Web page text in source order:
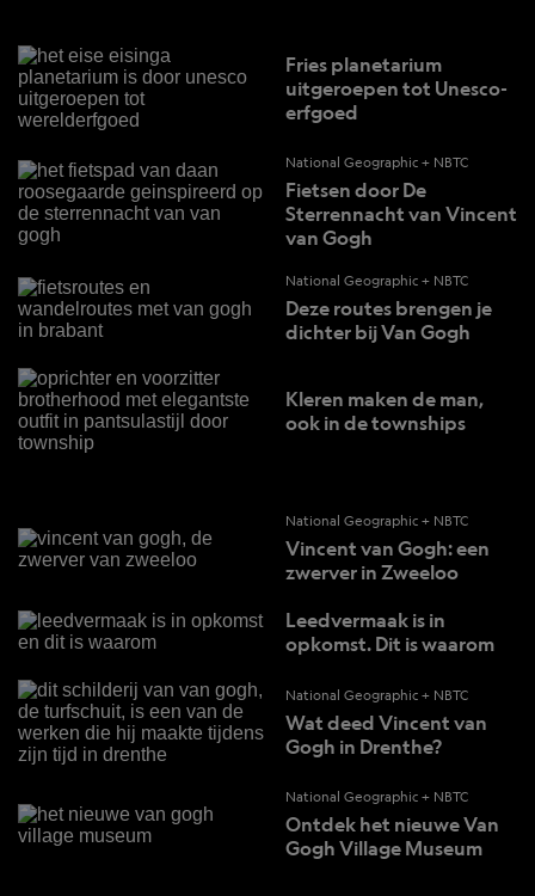
Fries planetarium
uitgeroepen tot Unesco-
erfgoed
National Geographic + NBTC
Fietsen door De
Sterrennacht van Vincent
van Gogh
National Geographic + NBTC
Deze routes brengen je
dichter bij Van Gogh
Kleren maken de man,
ook in de townships
National Geographic + NBTC
Vincent van Gogh: een
zwerver in Zweeloo
Leedvermaak is in
opkomst. Dit is waarom
National Geographic + NBTC
Wat deed Vincent van
Gogh in Drenthe?
National Geographic + NBTC
Ontdek het nieuwe Van
Gogh Village Museum